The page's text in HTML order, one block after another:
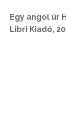
Egy angol úr
Libri Kiadó,